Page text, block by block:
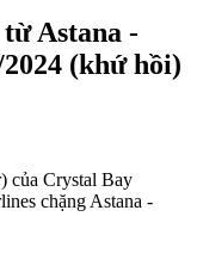
Astana -
(khứ hồi)
của Crystal Bay
chặng Astana -